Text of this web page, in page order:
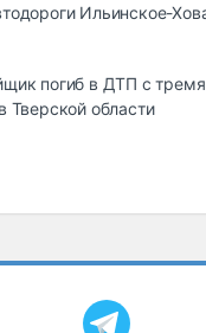
Ильинское-
погиб в ДТП с
Тверской области